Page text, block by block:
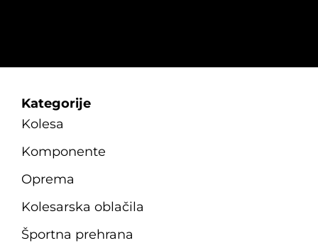
Kategorije
Kolesa
Komponente
Oprema
Kolesarska oblačila
Športna prehrana